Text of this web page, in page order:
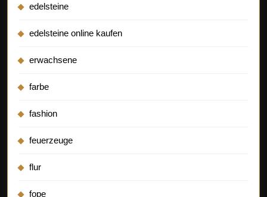
edelsteine
edelsteine online kaufen
erwachsene
farbe
fashion
feuerzeuge
flur
fope